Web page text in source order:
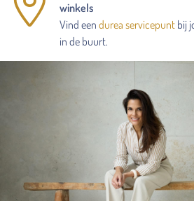
winkels
Vind een durea servicepunt bij
in de buurt.